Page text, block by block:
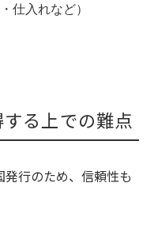
仕入れなど）
る上での難点
行のため、信頼性も